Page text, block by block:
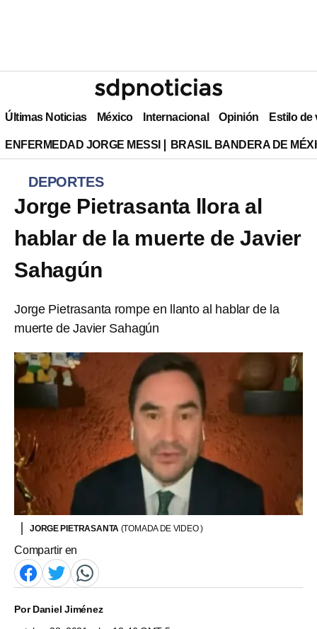
Últimas Noticias México Internacional Opinión Estilo de
ENFERMEDAD JORGE MESSI BRASIL BANDERA DE
DEPORTES
Jorge Pietrasanta llora al
hablar de la muerte de Javier
Sahagún
Jorge Pietrasanta rompe en llanto al hablar de la
muerte de Javier Sahagún
JORGE PIETRASANTA (TOMADA DE VIDEO )
Compartir en
PorDaniel Jiménez